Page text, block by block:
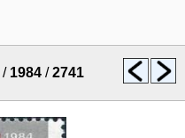
/ 1984 /2741